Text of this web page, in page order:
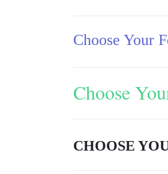
Choose Your
Choose
CHOOSE